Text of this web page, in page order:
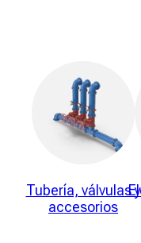
Tubería, válvulas y
accesorios